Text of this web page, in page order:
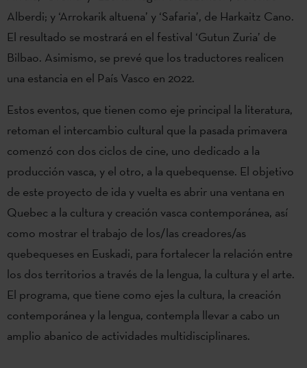
Alberdi; y ‘Arrokarik altuena’ y ‘Safaria’, de Harkaitz Cano.
El resultado se mostrará en el festival ‘Gutun Zuria’ de
Bilbao. Asimismo, se prevé que los traductores realicen
una estancia en el País Vasco en 2022.
Estos eventos, que tienen como eje principal la literatura,
retoman el intercambio cultural que la pasada primavera
comenzó con dos ciclos de cine, uno dedicado a la
producción vasca, y el otro, a la quebequense. El objetivo
de este proyecto de ida y vuelta es abrir una ventana en
Quebec a la cultura y creación vasca contemporánea, así
como mostrar el trabajo de los/las creadores/as
quebequeses en Euskadi, para fortalecer la relación entre
los dos territorios a través de la lengua, la cultura y el arte.
El programa, que tiene como ejes la cultura, la creación
contemporánea y la lengua, contempla llevar a cabo un
amplio abanico de actividades multidisciplinares.